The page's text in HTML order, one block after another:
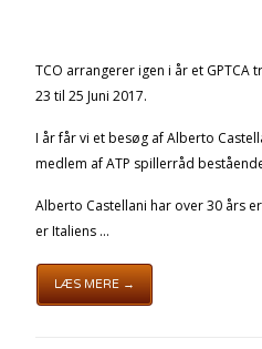
TCO arrangerer igen i år et GPTCA
23 til 25 Juni 2017.
I år får vi et besøg af Alberto
medlem af ATP spillerråd
Alberto Castellani har over 30 års
er Italiens ...
LÆS MERE →